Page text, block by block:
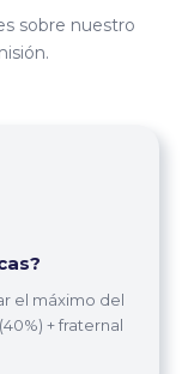
sobre nuestro
el máximo del
+ fraternal